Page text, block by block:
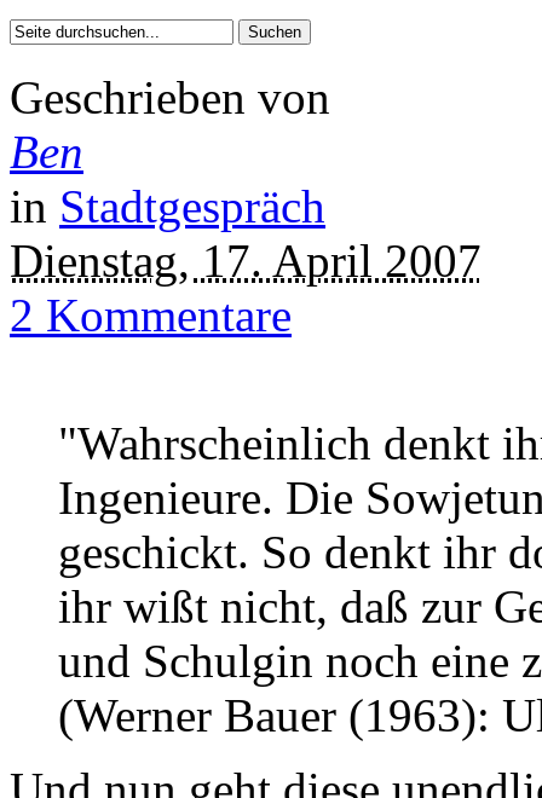
Geschrieben von
Ben
in Stadtgespräch
Dienstag, 17. April 2007
2 Kommentare
"Wahrscheinlich denkt
Ingenieure. Die
geschickt. So denkt ihr
ihr wißt nicht, daß zur
und Schulgin noch eine
(Werner Bauer (1963):